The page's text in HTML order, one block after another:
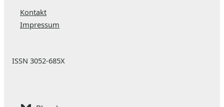
Kontakt
Impressum
ISSN 3052-685X